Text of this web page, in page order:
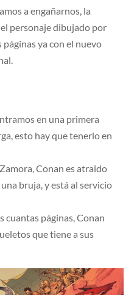
a engañarnos, la
personaje dibujado por
ya con el nuevo
en una primera
esto hay que tenerlo en
Conan es atraido
bruja, y está al servicio
cuantas páginas, Conan
que tiene a sus